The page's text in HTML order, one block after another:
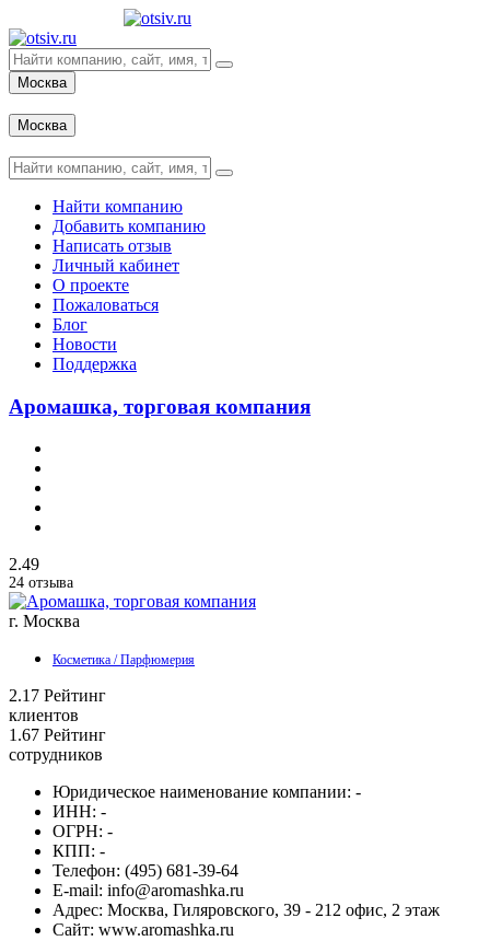
Москва
Москва
Найти компанию
Добавить компанию
Написать отзыв
Личный кабинет
О проекте
Пожаловаться
Блог
Новости
Поддержка
Аромашка, торговая компания
2.49
24 отзыва
г. Москва
Косметика / Парфюмерия
2.17 Рейтинг
клиентов
1.67 Рейтинг
сотрудников
Юридическое наименование компании: -
ИНН: -
ОГРН: -
КПП: -
Телефон: (495) 681-39-64
E-mail: info@aromashka.ru
Адрес: Москва, Гиляровского, 39 - 212 офис, 2 этаж
Сайт: www.aromashka.ru